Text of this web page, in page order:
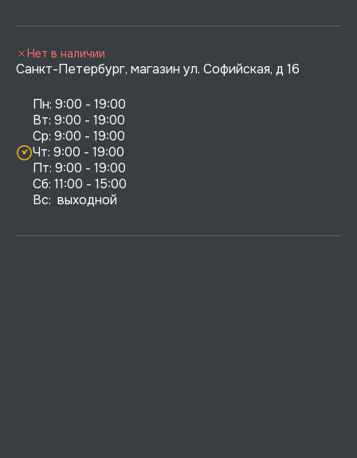
Санкт-Петербург, магазин ул. Софийская, д 16
Пн: 9:00 - 19:00
Вт: 9:00 - 19:00
Ср: 9:00 - 19:00
Чт: 9:00 - 19:00
Пт: 9:00 - 19:00
Сб: 11:00 - 15:00
Вс:  выходной
Нет в наличии